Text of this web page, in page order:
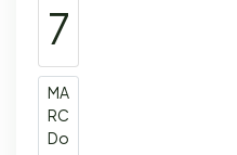
7
MA
RC
Do